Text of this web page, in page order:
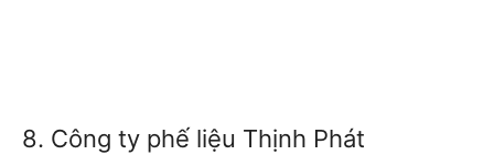
8. Công ty phế liệu Thịnh Phát